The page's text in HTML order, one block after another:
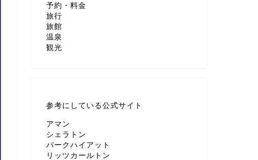
予約・料金
旅行
旅館
温泉
観光
参考にしている公式サイト
アマン
シェラトン
パークハイアット
リッツカールトン